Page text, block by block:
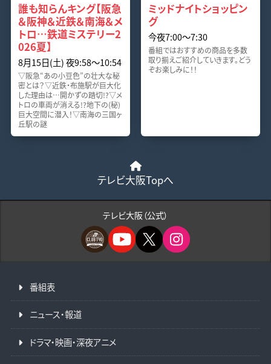
誰も知らんキング【阪急
＆阪神＆近鉄＆南海＆メ
トロ…鉄道ミステリー2
026夏】
8月15日(土) 夜9:58〜10:54
▽阪急“あの小豆色”の壮大な秘
密とは？▽近鉄・布施駅が巨大化
した理由は…開かずの踏切!?▽メ
トロの車両が消える!?地下の(秘)
巨大空間に潜入！▽南海の三国ヶ
丘駅の謎
ミッドナイトショッピン
グ
今夜7:00〜7:30
番組ではおすすめの商品を多数
取り揃えご紹介していきます。どう
ぞお楽しみに！！
テレビ大阪Topへ
テレビ大阪（公式）
番組表
ニュース・報道
ドラマ・映画・深夜アニメ